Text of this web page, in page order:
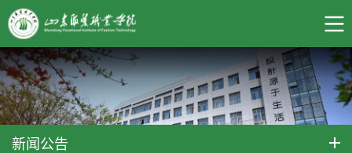
新闻公告